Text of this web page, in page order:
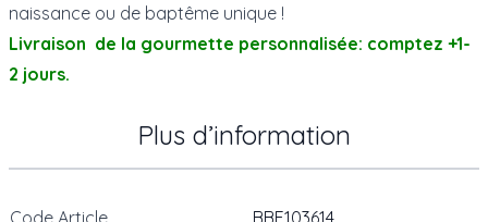
naissance ou de baptême unique !
Livraison de la gourmette personnalisée: comptez +1-
2 jours.
Plus d’information
Code Article BBE103614